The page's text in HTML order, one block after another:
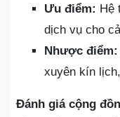
Ưu điểm: Hệ
dịch vụ cho
Nhược điểm:
xuyên kín
Đánh giá cộng